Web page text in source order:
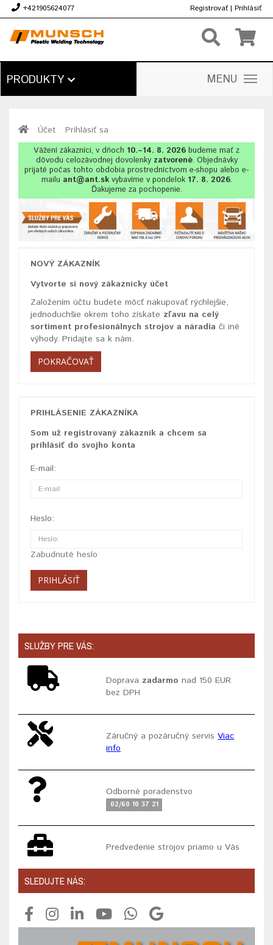
+421905624077 Registrovať | Prihlásiť
PRODUKTY MENU
Účet Prihlásiť sa
Vážení zákazníci, v dňoch 10.–14. 8. 2026 budeme mať z
dôvodu celozávodnej dovolenkyzatvorené. Objednávky
prijaté počas tohto obdobia prostredníctvom e-shopu alebo e-
mailu ant@ant.skvybavíme v pondelok 17. 8. 2026.
Ďakujeme za pochopenie.
NOVÝ ZÁKAZNÍK
Vytvorte si nový zákaznícky účet
Založením účtu budete môcť nakupovať rýchlejšie,
jednoduchšie okrem toho získate zľavu na celý
sortiment profesionálnych strojov a náradia či iné
výhody. Pridajte sa k nám.
POKRAČOVAŤ
PRIHLÁSENIE ZÁKAZNÍKA
Som už registrovaný zákazník a chcem sa
prihlásiť do svojho konta
E-mail:
Heslo:
Zabudnuté heslo
SLUŽBY PRE VÁS:
Doprava zadarmo nad 150 EUR
bez DPH
Záručný a pozáručný servisViac
info
Odborné poradenstvo
02/60 10 37 21
Predvedenie strojov priamo u Vás
SLEDUJTE NÁS: